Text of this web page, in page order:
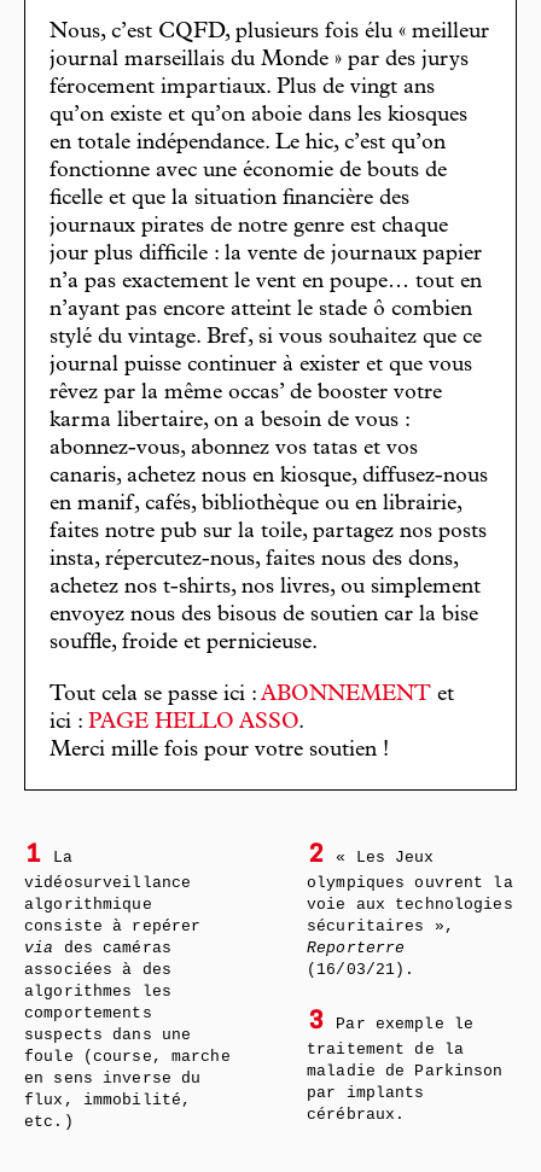
Nous, c’est CQFD, plusieurs fois élu « meilleur
journal marseillais du Monde » par des jurys
férocement impartiaux. Plus de vingt ans
qu’on existe et qu’on aboie dans les kiosques
en totale indépendance. Le hic, c’est qu’on
fonctionne avec une économie de bouts de
ficelle et que la situation financière des
journaux pirates de notre genre est chaque
jour plus difficile : la vente de journaux papier
n’a pas exactement le vent en poupe… tout en
n’ayant pas encore atteint le stade ô combien
stylé du vintage. Bref, si vous souhaitez que ce
journal puisse continuer à exister et que vous
rêvez par la même occas’ de booster votre
karma libertaire, on a besoin de vous :
abonnez-vous, abonnez vos tatas et vos
canaris, achetez nous en kiosque, diffusez-nous
en manif, cafés, bibliothèque ou en librairie,
faites notre pub sur la toile, partagez nos posts
insta, répercutez-nous, faites nous des dons,
achetez nos t-shirts, nos livres, ou simplement
envoyez nous des bisous de soutien car la bise
souffle, froide et pernicieuse.
Tout cela se passe ici : ABONNEMENT et
ici : PAGE HELLO ASSO.
Merci mille fois pour votre soutien !
1
La
vidéosurveillance
algorithmique
consiste à repérer
via des caméras
associées à des
algorithmes les
comportements
suspects dans une
foule (course, marche
en sens inverse du
flux, immobilité,
etc.)
2
« Les Jeux
olympiques ouvrent la
voie aux technologies
sécuritaires »,
Reporterre
(16/03/21).
3
Par exemple le
traitement de la
maladie de Parkinson
par implants
cérébraux.